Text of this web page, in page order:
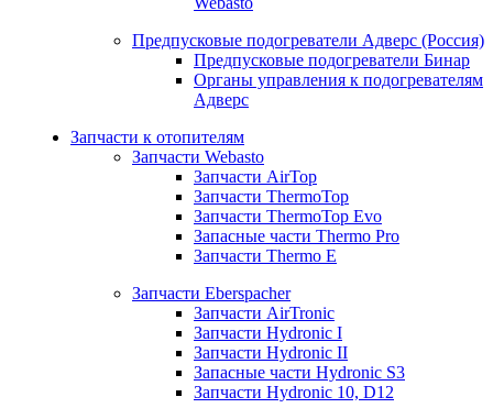
Предпусковые подогреватели Адверс (Россия)
Предпусковые подогреватели Бинар
Органы управления к подогревателям
Адверс
Запчасти к отопителям
Запчасти Webasto
Запчасти AirTop
Запчасти ThermoTop
Запчасти ThermoTop Evo
Запасные части Thermo Pro
Запчасти Thermo E
Запчасти Eberspacher
Запчасти AirTronic
Запчасти Hydronic I
Запчасти Hydronic II
Запасные части Hydronic S3
Запчасти Hydronic 10, D12